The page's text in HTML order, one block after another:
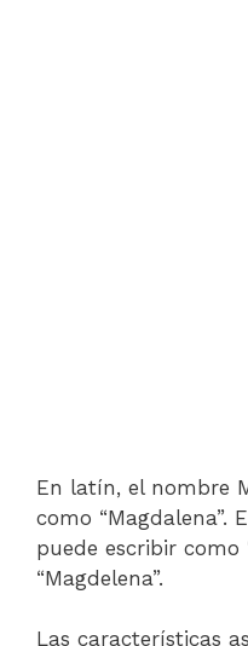
En latín, el nombre
como “Magdalena”.
puede escribir como
“Magdelena”.
Las características